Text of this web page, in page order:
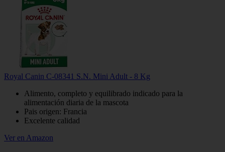
Royal Canin C-08341 S.N. Mini Adult - 8 Kg
Alimento, completo y equilibrado indicado para la
alimentación diaria de la mascota
Pais origen: Francia
Excelente calidad
Ver en Amazon